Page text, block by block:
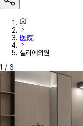
医院
셀리에의원
1 / 6